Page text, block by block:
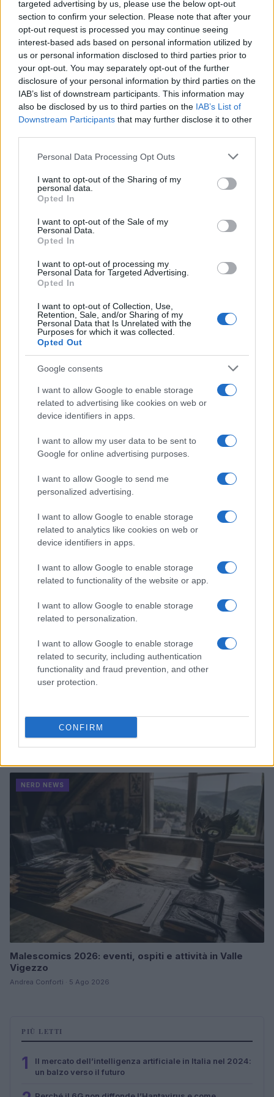
targeted advertising by us, please use the below opt-out
section to confirm your selection. Please note that after your
opt-out request is processed you may continue seeing
interest-based ads based on personal information utilized by
us or personal information disclosed to third parties prior to
your opt-out. You may separately opt-out of the further
disclosure of your personal information by third parties on the
IAB’s list of downstream participants. This information may
also be disclosed by us to third parties on the IAB’s List of
Downstream Participants that may further disclose it to other
Please note that this website/app uses one or more Google
not limited to your visit or usage behaviour. You may click to
grant or deny consent to Google and its third-party tags to
use your data for below specified purposes in below Google
consent section.
Personal Data Processing Opt Outs
I want to opt-out of the Sharing of my
personal data.
Opted In
I want to opt-out of the Sale of my
Personal Data.
Opted In
I want to opt-out of processing my
Personal Data for Targeted Advertising.
Opted In
I want to opt-out of Collection, Use,
Retention, Sale, and/or Sharing of my
Personal Data that Is Unrelated with the
Purposes for which it was collected.
Opted Out
Google consents
I want to allow Google to enable storage
related to advertising like cookies on web or
device identifiers in apps.
I want to allow my user data to be sent to
Google for online advertising purposes.
I want to allow Google to send me
personalized advertising.
I want to allow Google to enable storage
related to analytics like cookies on web or
device identifiers in apps.
I want to allow Google to enable storage
related to functionality of the website or app.
I want to allow Google to enable storage
related to personalization.
I want to allow Google to enable storage
related to security, including authentication
functionality and fraud prevention, and other
user protection.
CONFIRM
Continua a leggere
NERD NEWS
Pieve Comics 2026: tutto ciò che devi sapere
sull’evento nerd di Perugia
Andrea Conforti · 6 Ago 2026
Boom del settore tech italiano: 652 milioni in venture
NERD NEWS
Malescomics 2026: eventi, ospiti e attività in Valle
Vigezzo
Andrea Conforti · 5 Ago 2026
PIÙ LETTI
1
Il mercato dell’intelligenza artificiale in Italia nel 2024:
un balzo verso il futuro